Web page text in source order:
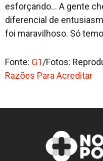
esforçando… A gente
diferencial de
foi maravilhoso. Só
Fonte: G1/Fotos:
Razões Para Acreditar